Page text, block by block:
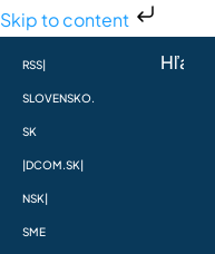
Skip to content
RSS|
SLOVENSKO.
SK
|DCOM.SK|
NSK|
SME